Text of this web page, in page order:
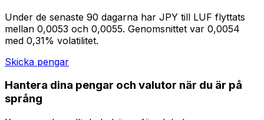
Under de senaste 90 dagarna har JPY till LUF flyttats
mellan 0,0053 och 0,0055. Genomsnittet var 0,0054
med 0,31% volatilitet.
Skicka pengar
Hantera dina pengar och valutor när du är på
språng